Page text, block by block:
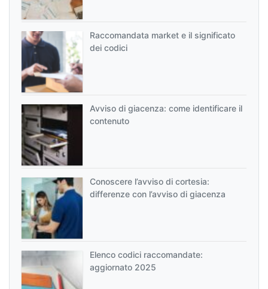
Raccomandata market e il significato
dei codici
Avviso di giacenza: come identificare il
contenuto
Conoscere l’avviso di cortesia:
differenze con l’avviso di giacenza
Elenco codici raccomandate:
aggiornato 2025